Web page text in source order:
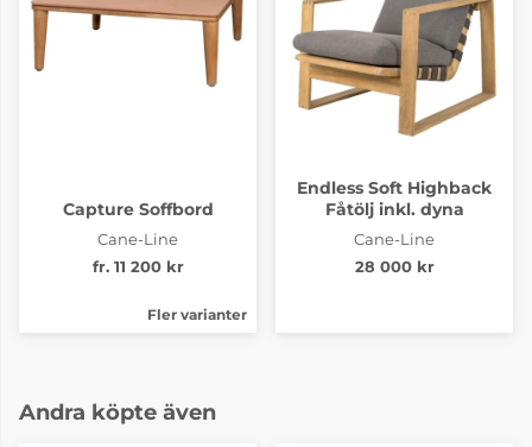
Capture Soffbord
Cane-Line
fr. 11 200 kr
Fler varianter
Endless Soft Highback
Fåtölj inkl. dyna
Cane-Line
28 000 kr
Andra köpte även